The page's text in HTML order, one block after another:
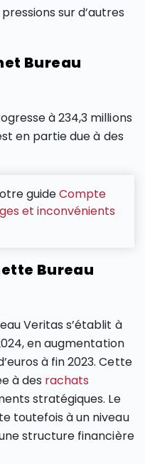
sur d’autres
Bureau
à 234,3 millions
en partie due à des
guideCompte
et inconvénients
Bureau
Veritas s’établit à
en augmentation
à fin 2023. Cette
à des rachats
stratégiques. Le
toutefois à un niveau
structure financière